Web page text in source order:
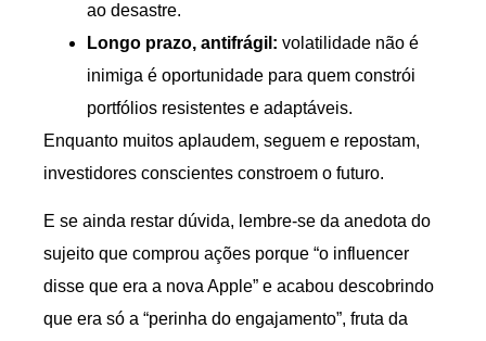
ao desastre.
Longo prazo, antifrágil: volatilidade não é
inimiga é oportunidade para quem constrói
portfólios resistentes e adaptáveis.
Enquanto muitos aplaudem, seguem e repostam,
investidores conscientes constroem o futuro.
E se ainda restar dúvida, lembre-se da anedota do
sujeito que comprou ações porque “o influencer
disse que era a nova Apple” e acabou descobrindo
que era só a “perinha do engajamento”, fruta da